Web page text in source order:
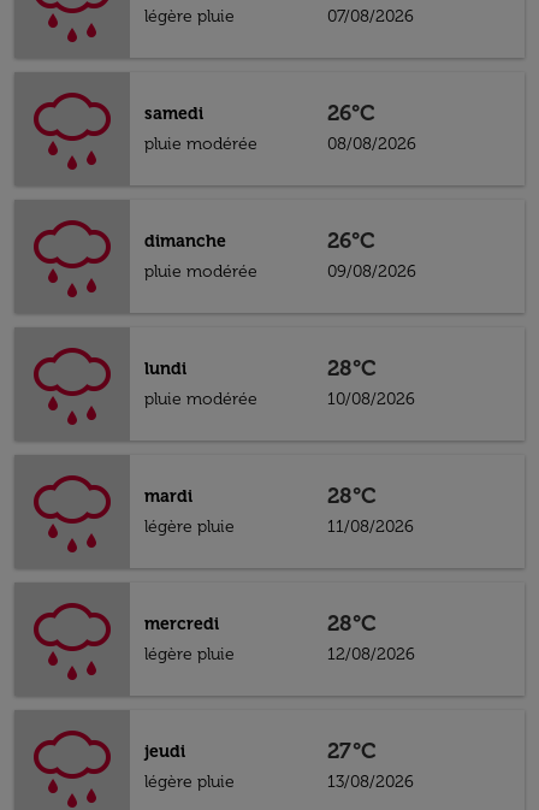
légère pluie
07/08/2026
samedi
pluie modérée
26°C
08/08/2026
dimanche
pluie modérée
26°C
09/08/2026
lundi
pluie modérée
28°C
10/08/2026
mardi
légère pluie
28°C
11/08/2026
mercredi
légère pluie
28°C
12/08/2026
jeudi
légère pluie
27°C
13/08/2026